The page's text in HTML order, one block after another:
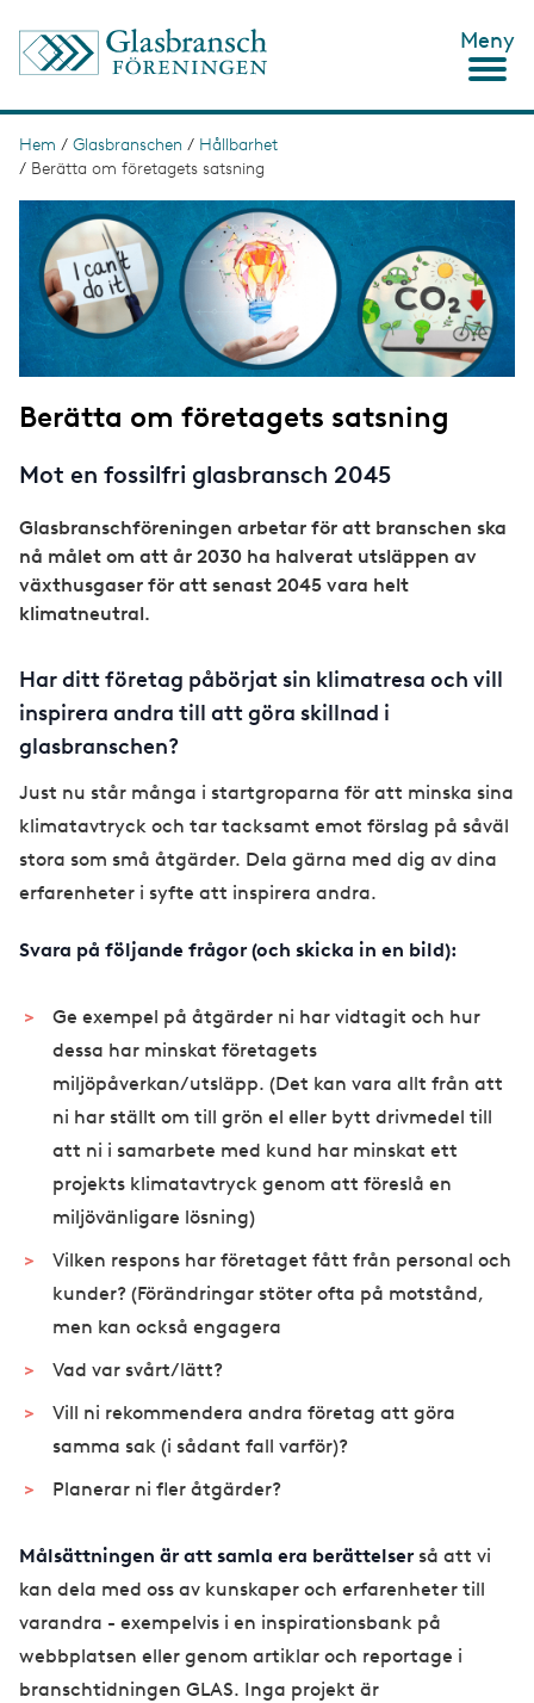
Meny
L
i
g
Hem / Glasbranschen / Hållbarhet
/ Berätta om företagets satsning
a
Berätta om företagets satsning
Mot en fossilfri glasbransch 2045
Glasbranschföreningen arbetar för att branschen ska
nå målet om att år 2030 ha halverat utsläppen av
växthusgaser för att senast 2045 vara helt
klimatneutral.
Har ditt företag påbörjat sin klimatresa och vill
inspirera andra till att göra skillnad i
glasbranschen?
Just nu står många i startgroparna för att minska sina
klimatavtryck och tar tacksamt emot förslag på såväl
stora som små åtgärder. Dela gärna med dig av dina
erfarenheter i syfte att inspirera andra.
Svara på följande frågor (och skicka in en bild):
Ge exempel på åtgärder ni har vidtagit och hur
dessa har minskat företagets
miljöpåverkan/utsläpp. (Det kan vara allt från att
ni har ställt om till grön el eller bytt drivmedel till
att ni i samarbete med kund har minskat ett
projekts klimatavtryck genom att föreslå en
miljövänligare lösning)
Vilken respons har företaget fått från personal och
kunder? (Förändringar stöter ofta på motstånd,
men kan också engagera
Vad var svårt/lätt?
Vill ni rekommendera andra företag att göra
samma sak (i sådant fall varför)?
Planerar ni fler åtgärder?
Målsättningen är att samla era berättelser så att vi
kan dela med oss av kunskaper och erfarenheter till
varandra - exempelvis i en inspirationsbank på
webbplatsen eller genom artiklar och reportage i
branschtidningen GLAS. Inga projekt är